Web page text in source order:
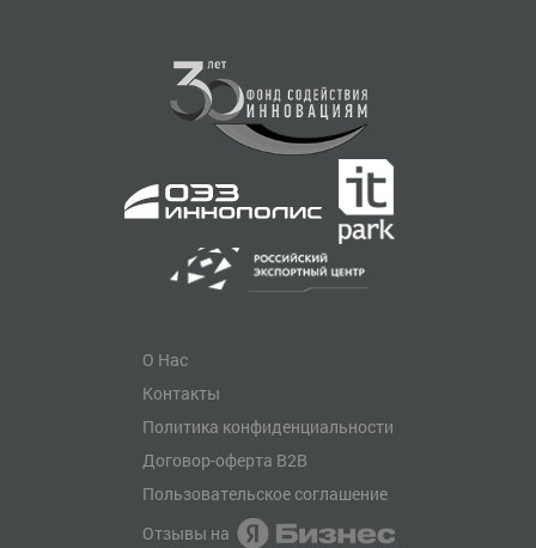
О Нас
Контакты
Политика конфиденциальности
Договор-оферта B2B
Пользовательское соглашение
Отзывы на